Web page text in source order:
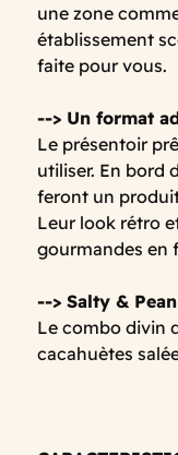
une zone
établissement
faite pour vous.
--> Un format
Le présentoir
utiliser. En bord
feront un
Leur look rétro
gourmandes en
--> Salty &
Le combo divin
cacahuètes